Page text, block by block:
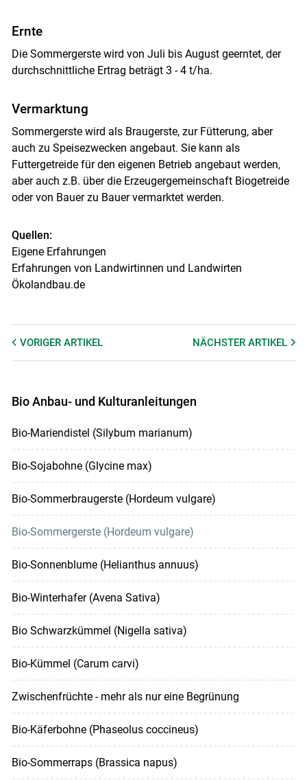
Ernte
Die Sommergerste wird von Juli bis August geerntet, der
durchschnittliche Ertrag beträgt 3 - 4 t/ha.
Vermarktung
Sommergerste wird als Braugerste, zur Fütterung, aber
auch zu Speisezwecken angebaut. Sie kann als
Futtergetreide für den eigenen Betrieb angebaut werden,
aber auch z.B. über die Erzeugergemeinschaft Biogetreide
oder von Bauer zu Bauer vermarktet werden.
Quellen:
Eigene Erfahrungen
Erfahrungen von Landwirtinnen und Landwirten
Ökolandbau.de
VORIGER ARTIKEL NÄCHSTERARTIKEL
Bio Anbau- und Kulturanleitungen
Bio-Mariendistel (Silybum marianum)
Bio-Sojabohne (Glycine max)
Bio-Sommerbraugerste (Hordeum vulgare)
Bio-Sommergerste (Hordeum vulgare)
Bio-Sonnenblume (Helianthus annuus)
Bio-Winterhafer (Avena Sativa)
Bio Schwarzkümmel (Nigella sativa)
Bio-Kümmel (Carum carvi)
Zwischenfrüchte - mehr als nur eine Begrünung
Bio-Käferbohne (Phaseolus coccineus)
Bio-Sommerraps (Brassica napus)